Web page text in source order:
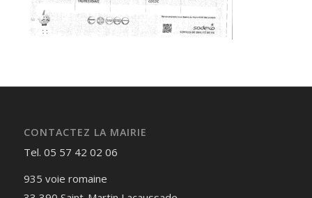
CONTACTEZ LA MAIRIE
Tel. 05 57 42 02 06
935 voie romaine